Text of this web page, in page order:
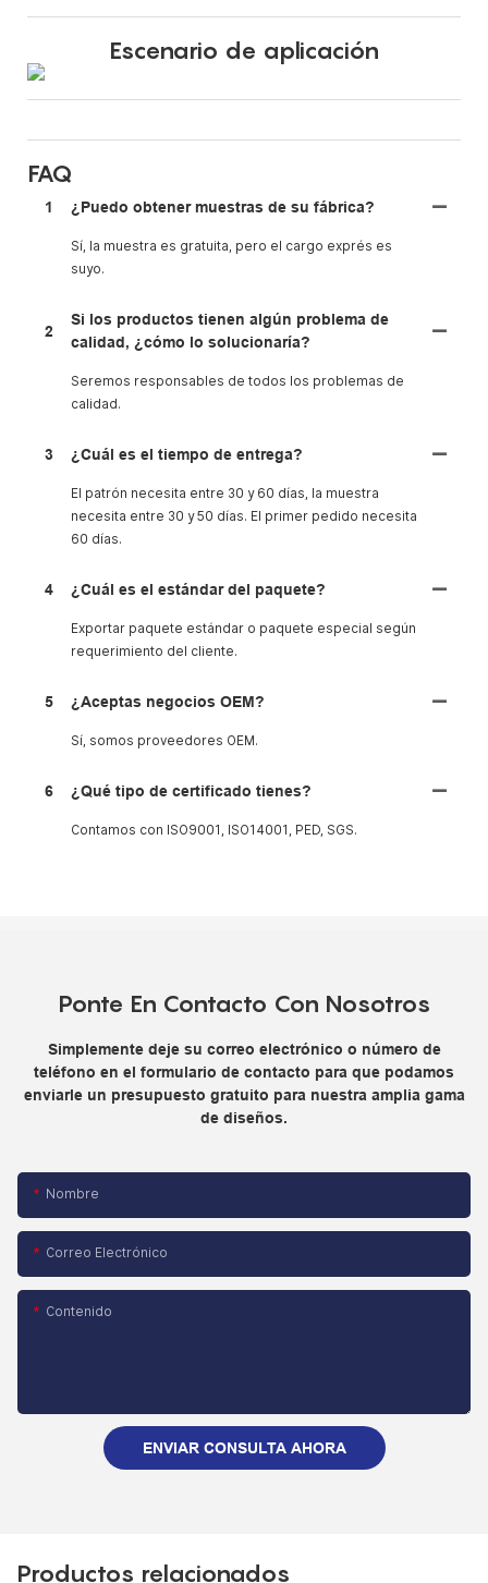
Escenario de aplicación
FAQ
1 ¿Puedo obtener muestras de su fábrica?
Sí, la muestra es gratuita, pero el cargo exprés es
suyo.
2
Si los productos tienen algún problema de
calidad, ¿cómo lo solucionaría?
Seremos responsables de todos los problemas de
calidad.
3 ¿Cuál es el tiempo de entrega?
El patrón necesita entre 30 y 60 días, la muestra
necesita entre 30 y 50 días. El primer pedido necesita
60 días.
4 ¿Cuál es el estándar del paquete?
Exportar paquete estándar o paquete especial según
requerimiento del cliente.
5 ¿Aceptas negocios OEM?
Sí, somos proveedores OEM.
6 ¿Qué tipo de certificado tienes?
Contamos con ISO9001, ISO14001, PED, SGS.
Ponte En Contacto Con Nosotros
Simplemente deje su correo electrónico o número de
teléfono en el formulario de contacto para que podamos
enviarle un presupuesto gratuito para nuestra amplia gama
de diseños.
Nombre
Correo Electrónico
Contenido
ENVIAR CONSULTA AHORA
Productos relacionados